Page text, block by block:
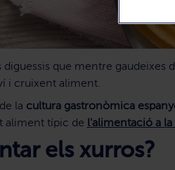
que mentre gaudeixes
i cruixent aliment.
la cultura gastronòmica
aliment típic de l'alimentació a la
els xurros?